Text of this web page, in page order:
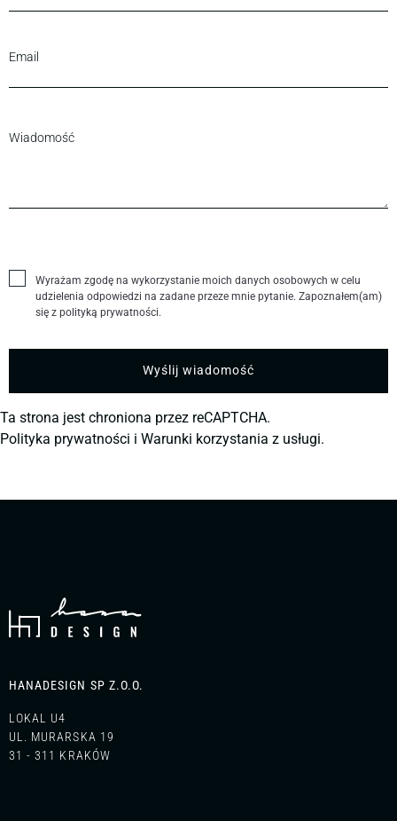
Wyrażam zgodę na wykorzystanie moich danych osobowych w celu
udzielenia odpowiedzi na zadane przeze mnie pytanie. Zapoznałem(am)
się z polityką prywatności.
Ta strona jest chroniona przez reCAPTCHA.
Polityka prywatności i Warunki korzystania z usługi.
HANADESIGN SP Z.O.O.
LOKAL U4
UL. MURARSKA 19
31 - 311 KRAKÓW